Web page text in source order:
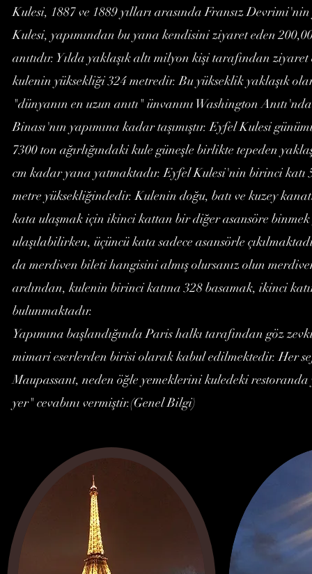
Kulesi, 1887 ve 1889 yılları arasında Fransız
Kulesi, yapımından bu yana kendisini ziyaret eden
anıtıdır. Yılda yaklaşık altı milyon kişi tarafından
kulenin yüksekliği 324 metredir. Bu yükseklik yaklaşık
"dünyanın en uzun anıtı" ünvanını Washington
Binası'nın yapımına kadar taşımıştır. Eyfel Kulesi
7300 ton ağırlığındaki kule güneşle birlikte tepeden
cm kadar yana yatmaktadır. Eyfel Kulesi'nin birinci katı
metre yüksekliğindedir. Kulenin doğu, batı ve kuzey
kata ulaşmak için ikinci kattan bir diğer asansöre
ulaşılabilirken, üçüncü kata sadece asansörle
da merdiven bileti hangisini almış olursanız olun
ardından, kulenin birinci katına 328 basamak, ikinci
bulunmaktadır.
Yapımına başlandığında Paris halkı tarafından göz
mimari eserlerden birisi olarak kabul edilmektedir. Her
Maupassant, neden öğle yemeklerini kuledeki
yer" cevabını vermiştir.(Genel Bilgi)